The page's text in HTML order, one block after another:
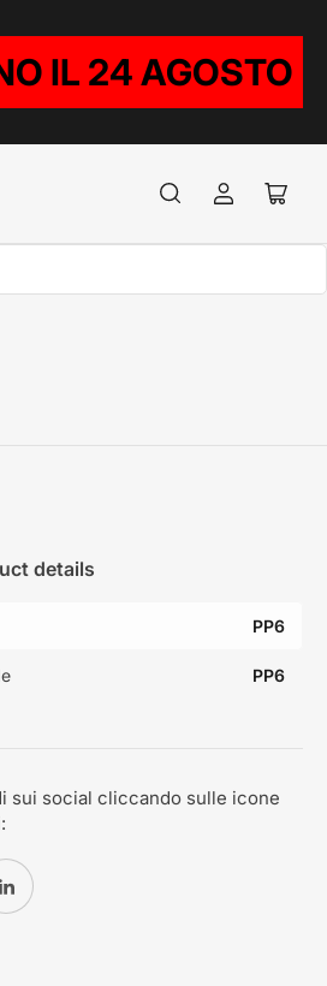
IL 24 AGOSTO
AccediApri
mini
details
PP6
PP6
sui social cliccando sulle icone
Condividi su Pinterest